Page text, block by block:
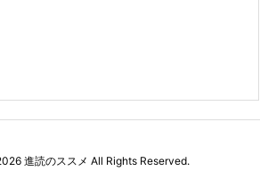
進読のススメ All Rights Reserved.